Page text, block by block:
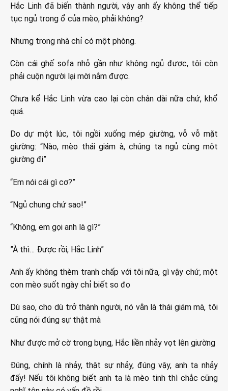
Hắc Linh đã biến thành người, vậy anh ấy không thể tiếp
tục ngủ trong ổ của mèo, phải không?
Nhưng trong nhà chỉ có một phòng.
Còn cái ghế sofa nhỏ gần như không ngủ được, tôi còn
phải cuộn người lại mời nằm được.
Chưa kể Hắc Linh vừa cao lại còn chân dài nữa chứ, khổ
quá.
Do dự một lúc, tôi ngồi xuống mép giường, vỗ vỗ mặt
giường: “Nào, mèo thái giám à, chúng ta ngủ cùng môt
giường đi”
“Em nói cái gì cơ?”
“Ngủ chung chứ sao!”
“Không, em gọi anh là gì?”
”À thì… Được rồi, Hắc Linh”
Anh ấy không thèm tranh chấp với tôi nữa, gì vậy chứ, một
con mèo suốt ngày chỉ biết so đo
Dù sao, cho dù trở thành người, nó vẫn là thái giám mà, tôi
cũng nói đúng sự thật mà
Như được mở cờ trong bụng, Hắc liền nhảy vọt lên giường
Đúng, chính là nhảy, thật sự nhảy, đúng vậy, anh ta nhảy
đấy! Nếu tôi không biết anh ta là mèo tinh thì chắc cũng